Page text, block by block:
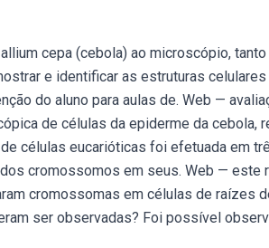
cepa (cebola) ao microscópio,
e identificar as estruturas
do aluno para aulas de. Web —
de células da epiderme da cebola,
células eucarióticas foi efetuada em
cromossomos em seus. Web — este
cromossomas em células de raízes
ser observadas? Foi possível